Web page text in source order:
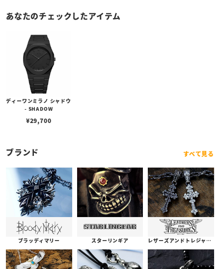
あなたのチェックしたアイテム
ディーワンミラノ シャドウ
- SHADOW
¥29,700
ブランド すべて見る
ブラッディマリー スターリンギア レザーズアンドトレジャーズ